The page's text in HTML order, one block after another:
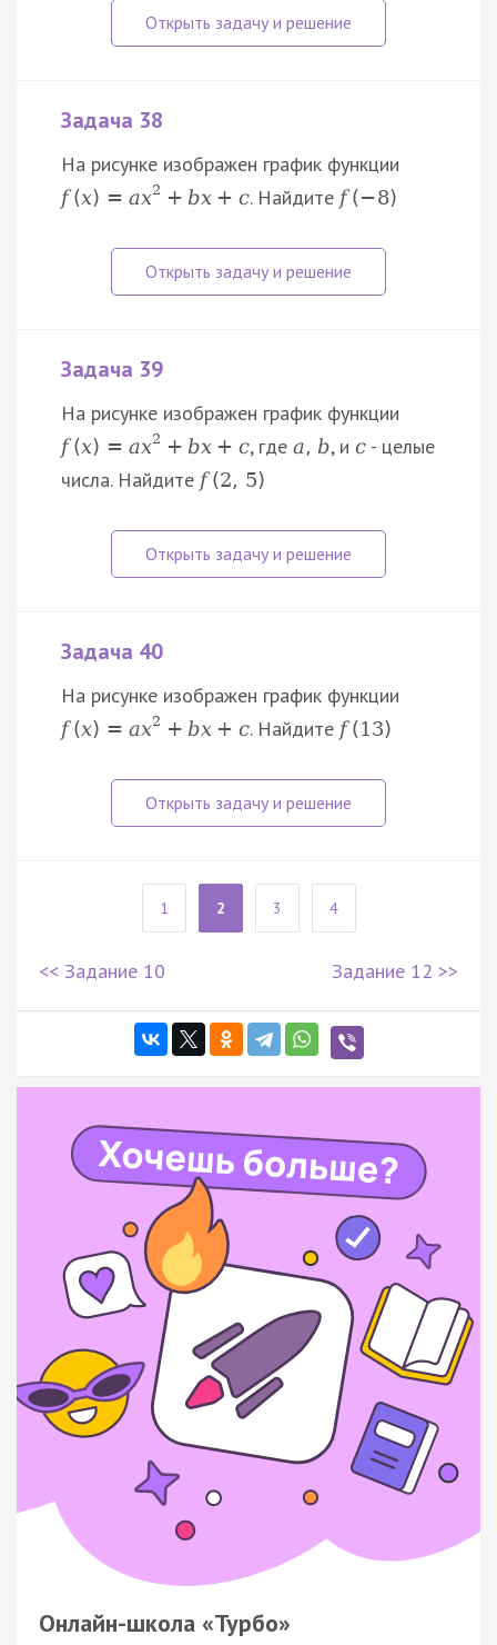
Задача 38
На рисунке изображен график функции
f (x) = ax2 + bx + c. Найдите f (−8)
Задача 39
На рисунке изображен график функции
f (x) = ax2 + bx + c, где a, b, иc - целые
числа. Найдите f (2, 5)
Задача 40
На рисунке изображен график функции
f (x) = ax2 + bx + c. Найдите f (13)
1 2 3 4
<< Задание 10 Задание 12 >>
Онлайн-школа «Турбо»